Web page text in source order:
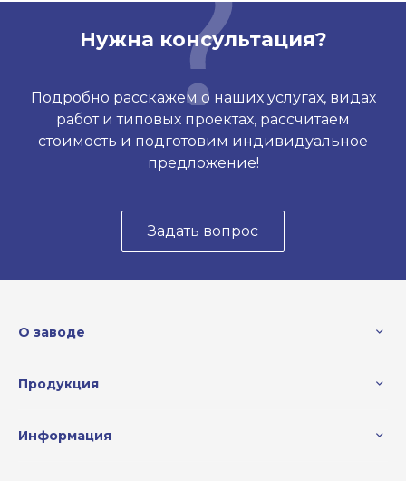
Нужна консультация?
Подробно расскажем о наших услугах, видах
работ и типовых проектах, рассчитаем
стоимость и подготовим индивидуальное
предложение!
Задать вопрос
О заводе
Продукция
Информация